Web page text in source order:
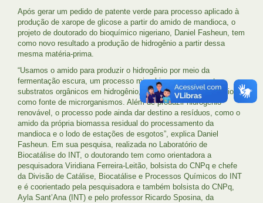
Após gerar um pedido de patente verde para processo aplicado à
produção de xarope de glicose a partir do amido de mandioca, o
projeto de doutorado do bioquímico nigeriano, Daniel Fasheun, tem
como novo resultado a produção de hidrogênio a partir dessa
mesma matéria-prima.
“Usamos o amido para produzir o hidrogênio por meio da
fermentação escura, um processo microbiano que converte
substratos orgânicos em hidrogênio, utilizando o lodo anaeróbio
como fonte de microrganismos. Além de produzir hidrogênio
renovável, o processo pode ainda dar destino a resíduos, como o
amido da própria biomassa residual do processamento da
mandioca e o lodo de estações de esgotos”, explica Daniel
Fasheun. Em sua pesquisa, realizada no Laboratório de
Biocatálise do INT, o doutorando tem como orientadora a
pesquisadora Viridiana Ferreira-Leitão, bolsista do CNPq e chefe
da Divisão de Catálise, Biocatálise e Processos Químicos do INT
e é coorientado pela pesquisadora e também bolsista do CNPq,
Ayla Sant’Ana (INT) e pelo professor Ricardo Sposina, da